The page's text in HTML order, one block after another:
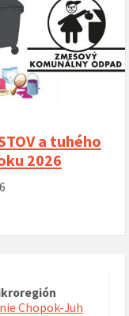
a tuhého
2026
Chopok-Juh